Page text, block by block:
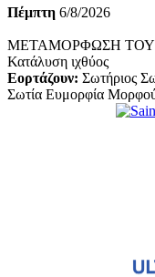
Πέμπτη 6/8/2026
ΜΕΤΑΜΟΡΦΩΣΗ ΤΟΥ
Κατάλυση ιχθύος
Εορτάζουν: Σωτήριος
Σωτία Ευμορφία